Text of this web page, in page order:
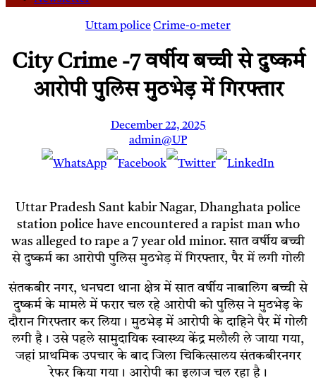
Uttam policeCrime-o-meter
City Crime -7 वर्षीय बच्ची से दुष्कर्म
आरोपी पुलिस मुठभेड़ में गिरफ्तार
December 22, 2025
admin@UP
Uttar Pradesh Sant kabir Nagar, Dhanghata police
station police have encountered a rapist man who
was alleged to rape a 7 year old minor. सात वर्षीय बच्ची
से दुष्कर्म का आरोपी पुलिस मुठभेड़ में गिरफ्तार, पैर में लगी गोली
संतकबीर नगर, धनघटा थाना क्षेत्र में सात वर्षीय नाबालिग बच्ची से
दुष्कर्म के मामले में फरार चल रहे आरोपी को पुलिस ने मुठभेड़ के
दौरान गिरफ्तार कर लिया। मुठभेड़ में आरोपी के दाहिने पैर में गोली
लगी है। उसे पहले सामुदायिक स्वास्थ्य केंद्र मलौली ले जाया गया,
जहां प्राथमिक उपचार के बाद जिला चिकित्सालय संतकबीरनगर
रेफर किया गया। आरोपी का इलाज चल रहा है।